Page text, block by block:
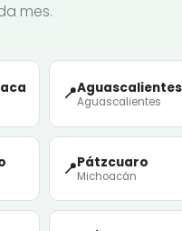
mes.
📍Aguascalientes
Aguascalientes
📍Pátzcuaro
Michoacán